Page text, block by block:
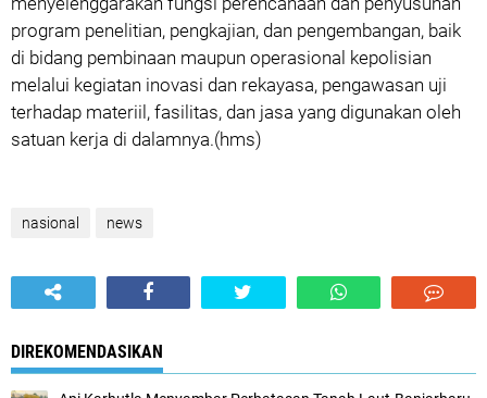
program penelitian, pengkajian, dan pengembangan, baik
di bidang pembinaan maupun operasional kepolisian
melalui kegiatan inovasi dan rekayasa, pengawasan uji
terhadap materiil, fasilitas, dan jasa yang digunakan oleh
satuan kerja di dalamnya.(hms)
nasional news
DIREKOMENDASIKAN